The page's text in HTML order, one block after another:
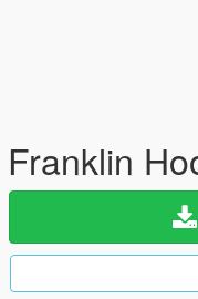
Franklin